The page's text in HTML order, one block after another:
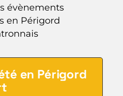
évènements
en Périgord
en Périgord